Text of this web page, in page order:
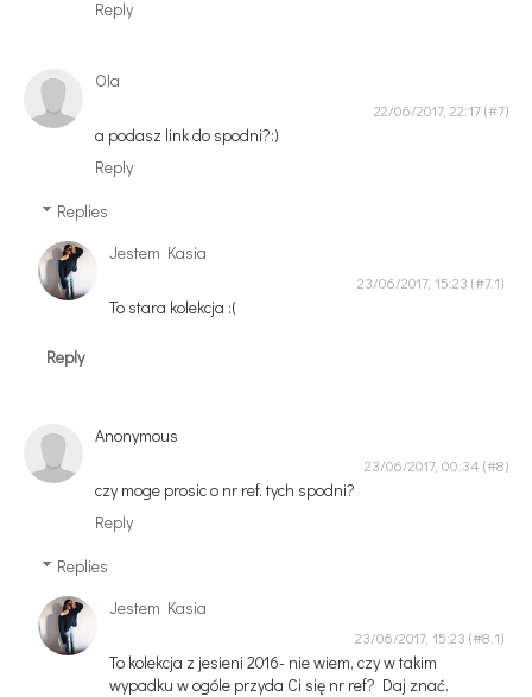
Reply
Ola
22/06/2017, 22:17
a podasz link do spodni?:)
Reply
Replies
Jestem Kasia
23/06/2017, 15:23
To stara kolekcja :(
Reply
Anonymous
23/06/2017, 00:34
czy moge prosic o nr ref. tych spodni?
Reply
Replies
Jestem Kasia
23/06/2017, 15:23
To kolekcja z jesieni 2016- nie wiem, czy w takim
wypadku w ogóle przyda Ci się nr ref? Daj znać.